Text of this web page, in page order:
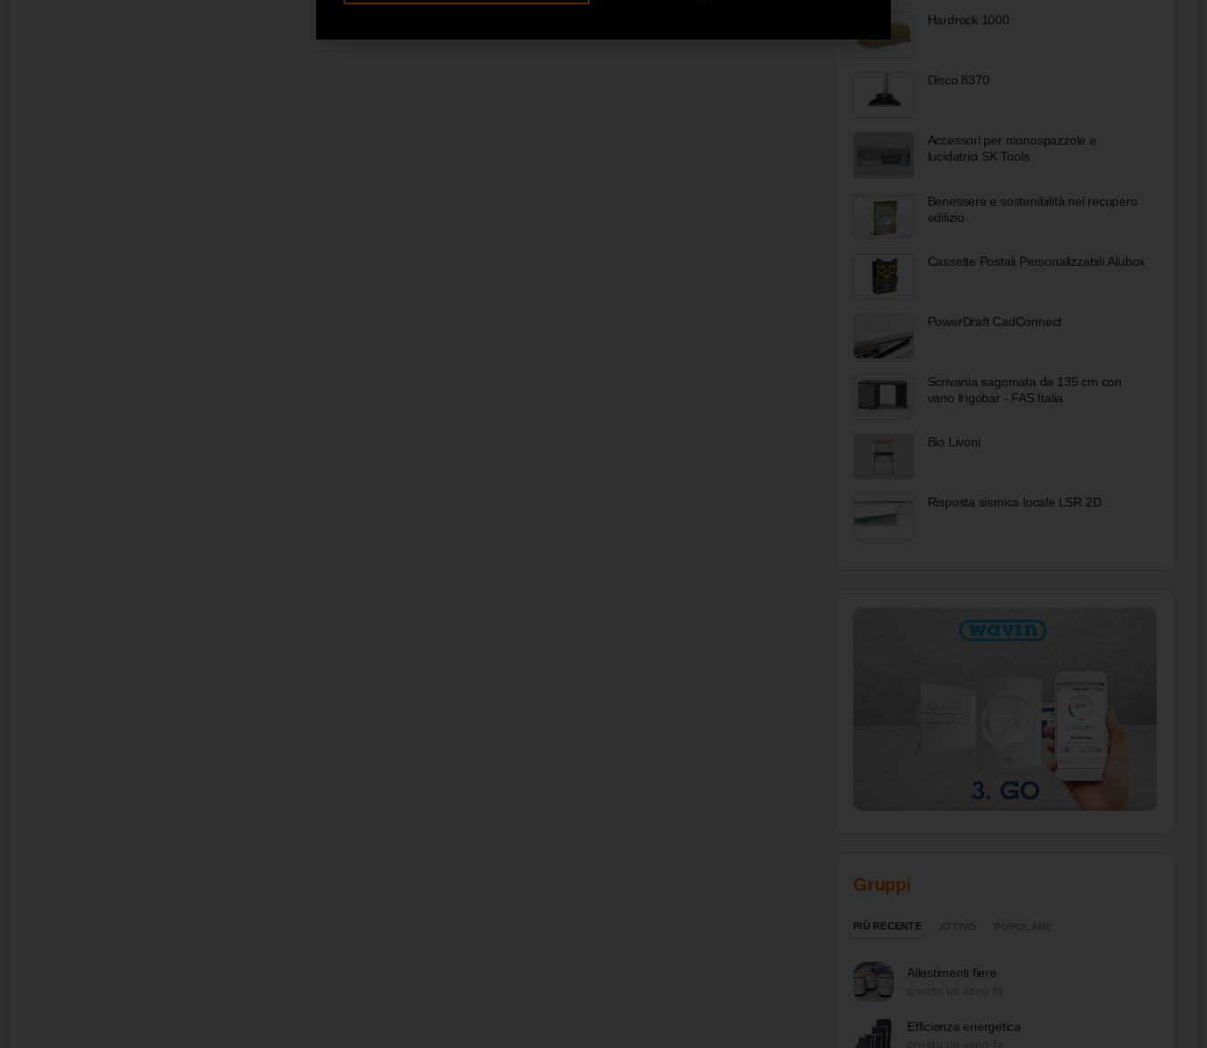
Hardrock 1000
Disco 8370
Accessori per monospazzole e
lucidatrici SK Tools
Benessere e sostenibilità nel recupero
edilizio
Cassette Postali Personalizzabili Alubox
PowerDraft CadConnect
Scrivania sagomata da 135 cm con
vano frigobar - FAS Italia
Bio Livoni
Risposta sismica locale LSR 2D
Gruppi
PIÙ RECENTE
Allestimenti fiere
Efficienza energetica